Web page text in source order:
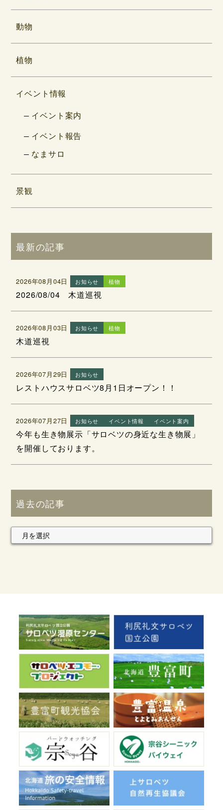
動物
植物
イベント情報
イベント案内
イベント報告
なまサロ
景観
最新の記事
2026年08月04日 お知らせ 植物
2026/08/04 木道巡視
2026年08月03日 お知らせ 植物
木道巡視
2026年07月29日 お知らせ
レストハウスサロベツ8月1日オープン！！
2026年07月27日 お知らせ イベント情報 イベント案内
今年も生き物展示「サロベツの身近な生き物展」
を開催しております。
過去の記事